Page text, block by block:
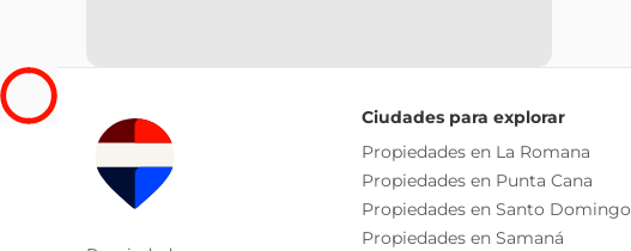
Ciudades para explorar
Propiedades en La Romana
Propiedades en Punta Cana
Propiedades en Santo Domingo
Propiedades en Samaná